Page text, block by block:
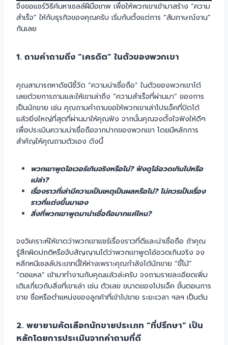
จึงขอแชร์วิธีค้นหาเซลล์ฝีมือเทพ เพื่อให้พวกเขาเข้ามาสร้าง “ความ
สำเร็จ” ให้กับธุรกิจของคุณครับ เริ่มกันตั้งแต่การ “สัมภาษณ์งาน”
กันเลย
1. ถามคำถามถึง “เครดิต” ในตัวของพวกเขา
คุณสามารถหาดัชนีชี้วัด “ความน่าเชื่อถือ” ในตัวของพวกเขาได้
เลยด้วยการถามและให้เขาเล่าถึง “ความสำเร็จที่ผ่านมา” ของการ
เป็นนักขาย เช่น คุณถามคำถามขอให้พวกเขาเล่าโปรเจ็คที่ปิดได้
แล้วยิ่งใหญ่ที่สุดที่ผ่านมาให้คุณฟัง จากนั้นคุณจงตั้งใจฟังให้ดีๆ
เพื่อประเมินความน่าเชื่อถือจากปากของพวกเขา โดยมีหลักการ
สำคัญให้คุณถามตัวเอง ดังนี้
พวกเขาพูดโอเวอร์เกินจริงหรือไม่? ฟังดูโอ้อวดเกินไปหรือ
เปล่า?
เรื่องราวที่เล่ามีความเป็นเหตุเป็นผลหรือไม่? ไม่ควรเป็นเรื่อง
ราวที่แต่งขึ้นมาเอง
สิ่งที่พวกเขาพูดมาน่าเชื่อถือมากแค่ไหน?
จงวิเคราะห์ให้ขาดว่าพวกเขาแชร์เรื่องราวที่ดีและน่าเชื่อถือ ถ้าคุณ
รู้สึกผิดปกติหรือจับสัญญานได้ว่าพวกเขาพูดโอ้อวดเกินจริง จง
หลีกหนีเซลล์ประเภทนี้ให้ห่างเพราะคุณกำลังได้นักขาย “ขี้โม้”
“ตอแหล” เข้ามาทำงานกับคุณแล้วล่ะครับ จงถามรายละเอียดเพิ่ม
เติมเกี่ยวกับสิ่งที่เขาเล่า เช่น ตัวเลข ขนาดของโปรเจ็ค ขั้นตอนการ
ขาย ชื่อหรือตำแหน่งของลูกค้าที่เข้าไปขาย ระยะเวลา ฯลฯ เป็นต้น
2. พยายามคัดเลือกนักขายประเภท “ที่ปรึกษา” เป็น
หลักโดยการประเมินจากคำถามที่ดี